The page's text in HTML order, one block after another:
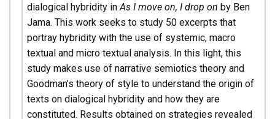
dialogical hybridity in As I move on, I drop on by Ben
Jama. This work seeks to study 50 excerpts that
portray hybridity with the use of systemic, macro
textual and micro textual analysis. In this light, this
study makes use of narrative semiotics theory and
Goodman’s theory of style to understand the origin of
texts on dialogical hybridity and how they are
constituted. Results obtained on strategies revealed